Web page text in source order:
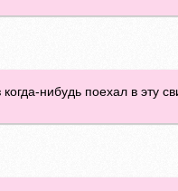
нибудь поехал в эту